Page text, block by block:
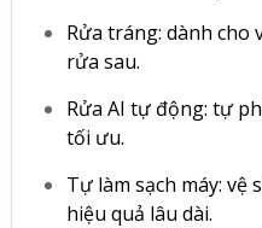
Rửa tráng: dành cho
rửa sau.
Rửa AI tự động: tự
tối ưu.
Tự làm sạch máy:
hiệu quả lâu dài.